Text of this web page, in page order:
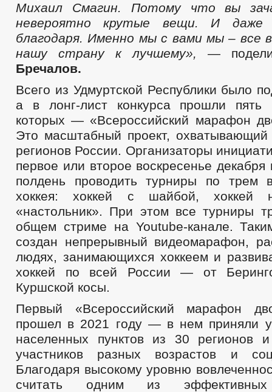
Михаил Смагин. Потому что вы
невероятно крутые вещи. И даже
благодаря. Именно мы с вами мы – все
нашу страну к лучшему», —
Бречалов.
Всего из Удмуртской Республики было
а в лонг-лист конкурса прошли пять
которых — «Всероссийский марафон
Это масштабный проект, охватывающий
регионов России. Организаторы
первое или второе воскресенье
полдень проводить турниры по трем
хоккея: хоккей с шайбой, хоккей
«настольник». При этом все турниры
общем стриме на Youtube-канале.
создан непрерывный видеомарафон,
людях, занимающихся хоккеем и
хоккей по всей России — от
Куршской косы.
Первый «Всероссийский марафон
прошел в 2021 году — в нем приняли
населенных пунктов из 30 регионов
участников разных возрастов и
Благодаря высокому уровню
считать одним из эффективных